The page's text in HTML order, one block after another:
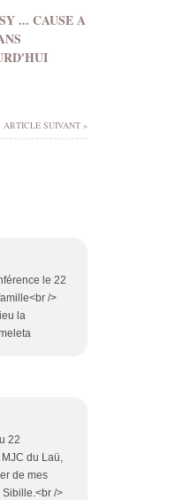
... CAUSE A
ARTICLE SUIVANT »
le 22
/>
la
22
du Laü,
de mes
Sibille.<br />